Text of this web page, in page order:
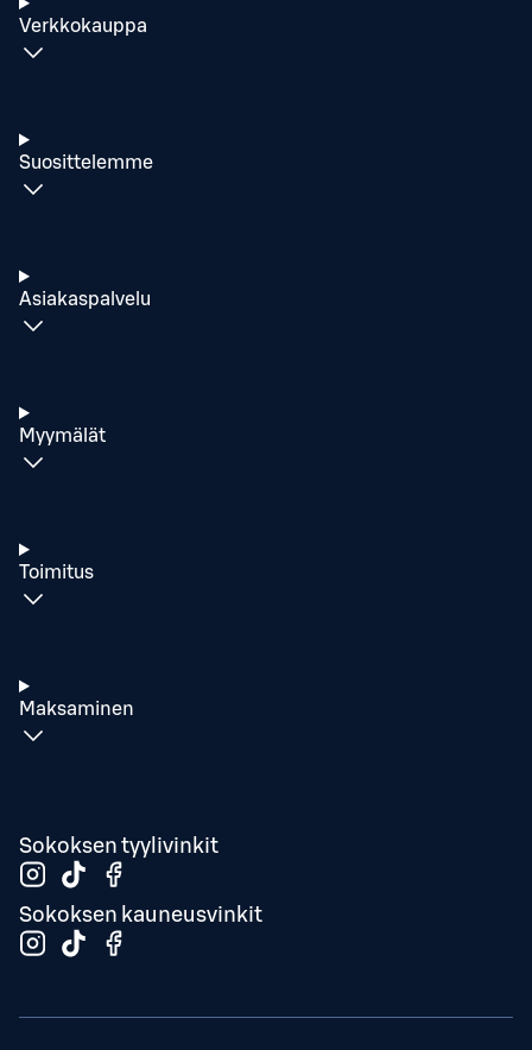
Verkkokauppa
Suosittelemme
Asiakaspalvelu
Myymälät
Toimitus
Maksaminen
Sokoksen tyylivinkit
Sokoksen kauneusvinkit